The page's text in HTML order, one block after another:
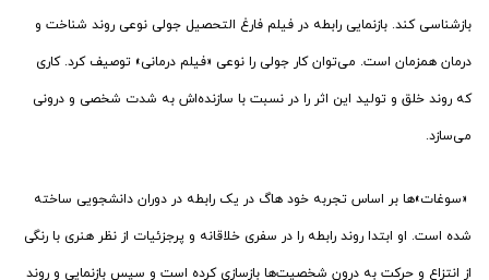
بازشناسی کند. بازنمایی رابطه در فیلم فارغ التحصیل جولی نوعی روند شناخت و
درمان همزمان است. می‌توان کار جولی را نوعی «فیلم درمانی» توصیف کرد. کاری
که روند خلق و تولید این اثر را در نسبت با سازنده‌اش به شدت شخصی و درونی
می‌سازد.
«سوغات»ها بر اساس تجربه خود هاگ در یک رابطه در دوران دانشجویی ساخته
شده است. او ابتدا روند رابطه را در سفری خلاقانه و پرجزئیات از نظر هنری با رنگی
از انتزاع و حرکت به درون شخصیت‌ها بازسازی کرده است و سپس بازنمایی و روند